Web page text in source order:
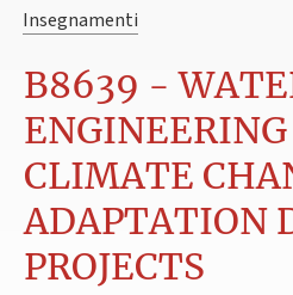
Insegnamenti
B8639 -
CLIMATE
ADAPTATION
PROJECTS